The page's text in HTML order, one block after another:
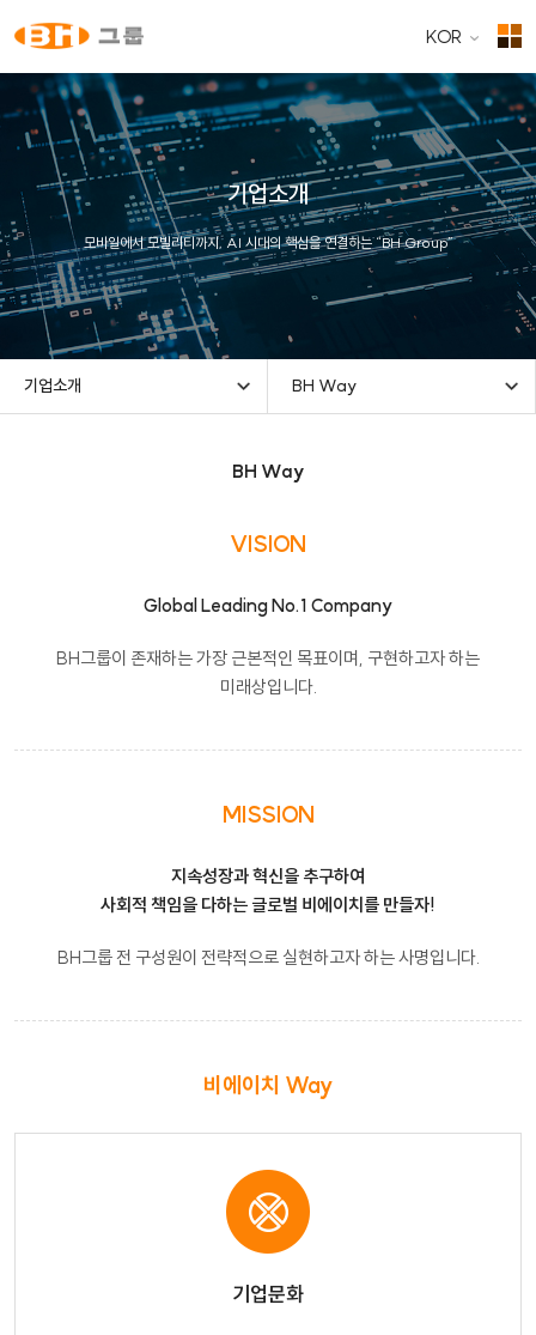
KOR
기업소개
모바일에서 모빌리티까지, AI 시대의 핵심을 연결하는 “BH Group”
기업소개 BH Way
BH Way
VISION
Global Leading No.1 Company
BH그룹이 존재하는 가장 근본적인 목표이며, 구현하고자 하는
미래상입니다.
MISSION
지속성장과 혁신을 추구하여
사회적 책임을 다하는 글로벌 비에이치를 만들자!
BH그룹 전 구성원이 전략적으로 실현하고자 하는 사명입니다.
비에이치 Way
기업문화